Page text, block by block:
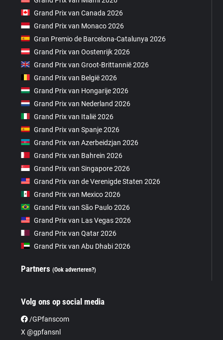
Grand Prix van Canada 2026
Grand Prix van Monaco 2026
Gran Premio de Barcelona-Catalunya 2026
Grand Prix van Oostenrijk 2026
Grand Prix van Groot-Brittannië 2026
Grand Prix van België 2026
Grand Prix van Hongarije 2026
Grand Prix van Nederland 2026
Grand Prix van Italië 2026
Grand Prix van Spanje 2026
Grand Prix van Azerbeidzjan 2026
Grand Prix van Bahrein 2026
Grand Prix van Singapore 2026
Grand Prix van de Verenigde Staten 2026
Grand Prix van Mexico 2026
Grand Prix van São Paulo 2026
Grand Prix van Las Vegas 2026
Grand Prix van Qatar 2026
Grand Prix van Abu Dhabi 2026
Partners(Ook adverteren?)
Volg ons op social media
/GPfanscom
X @gpfansnl